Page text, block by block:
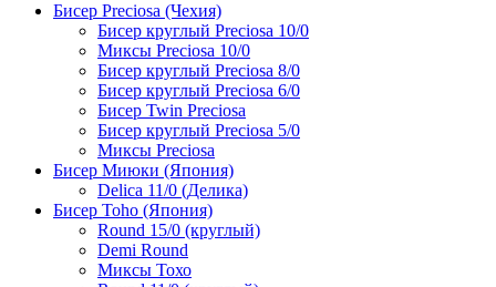
Бисер Preciosa (Чехия)
Бисер круглый Preciosa 10/0
Миксы Preciosa 10/0
Бисер круглый Preciosa 8/0
Бисер круглый Preciosa 6/0
Бисер Twin Preciosa
Бисер круглый Preciosa 5/0
Миксы Preciosa
Бисер Миюки (Япония)
Delica 11/0 (Делика)
Бисер Toho (Япония)
Round 15/0 (круглый)
Demi Round
Миксы Тохо